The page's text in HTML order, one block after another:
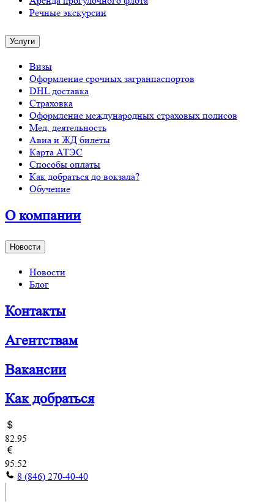
Речные экскурсии
Услуги
Визы
Оформление срочных загранпаспортов
DHL доставка
Страховка
Оформление международных страховых полисов
Мед. деятельность
Авиа и ЖД билеты
Карта АТЭС
Способы оплаты
Как добраться до вокзала?
Обучение
О компании
Новости
Новости
Блог
Контакты
Агентствам
Вакансии
Как добраться
82.95
95.52
8 (846) 270-40-40